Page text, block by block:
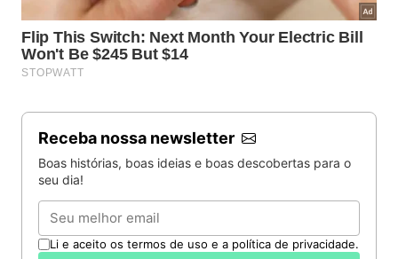
Receba nossa newsletter
Boas histórias, boas ideias e boas descobertas para o
seu dia!
Email
Li e aceito os termos de uso e a política de privacidade.